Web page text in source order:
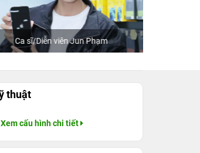
Ca sĩ/Diễn viên Jun Phạm
thuật
Xem cấu hình chi tiết